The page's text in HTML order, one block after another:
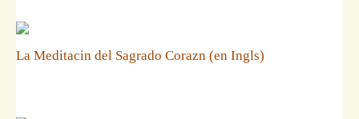
La Meditacin del Sagrado Corazn (en Ingls)